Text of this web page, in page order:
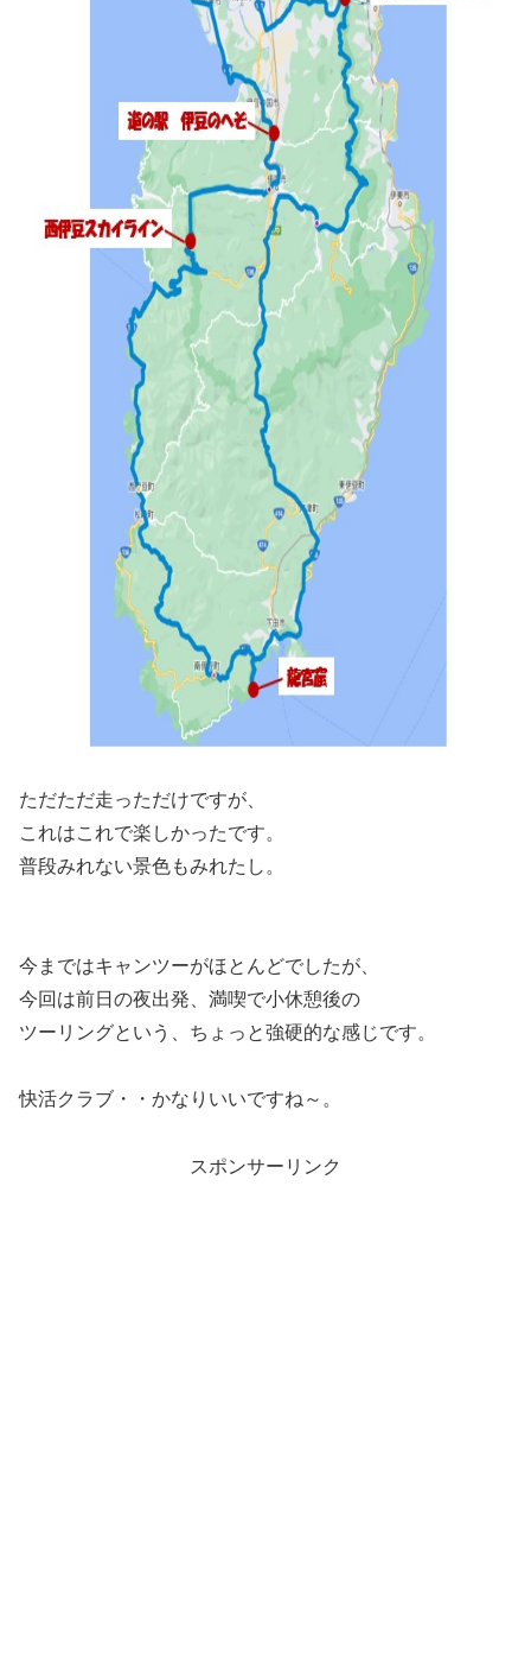
ただただ走っただけですが、
これはこれで楽しかったです。
普段みれない景色もみれたし。
今まではキャンツーがほとんどでしたが、
今回は前日の夜出発、満喫で小休憩後の
ツーリングという、ちょっと強硬的な感じです。
快活クラブ・・かなりいいですね～。
スポンサーリンク